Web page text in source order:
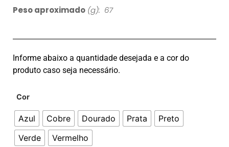
Peso aproximado (g): 67
Informe abaixo a quantidade desejada e a cor do
produto caso seja necessário.
Cor
Azul Cobre Dourado Prata
Preto
Verde
Vermelho